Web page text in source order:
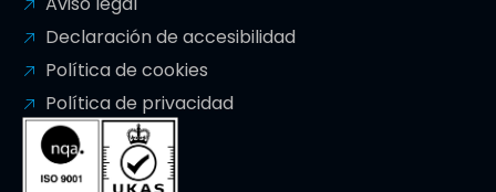
Declaración de accesibilidad
Política de cookies
Política de privacidad